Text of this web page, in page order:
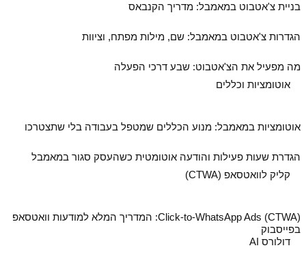
בניית צ'אטבוט במאמבל: מדריך הקנבאס
הגדרות צ'אטבוט במאמבל: שם, מילות מפתח, וציוות
מה מפעיל את הצ'אטבוט: שבע דרכי הפעלה
אוטומציות וכללים
אוטומציות במאמבל: מנוע הכללים שמטפל בעבודה בלי שתצטרכו
הגדרת שעות פעילות והודעה אוטומטית כשהעסק סגור במאמבל
קליק לוואטסאפ (CTWA)
Click-to-WhatsApp Ads (CTWA): המדריך המלא למודעות וואטסאפ
בפייסבוק
דולורס AI